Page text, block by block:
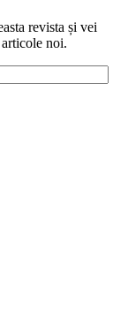
revista și vei
noi.